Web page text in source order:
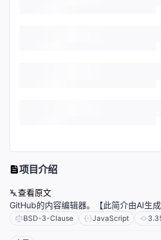
项目介绍
查看原文
GitHub的内容编辑器。【此简介由AI生成
BSD-3-Clause JavaScript